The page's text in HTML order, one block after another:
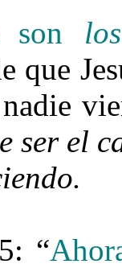
son los
que
ser el
“